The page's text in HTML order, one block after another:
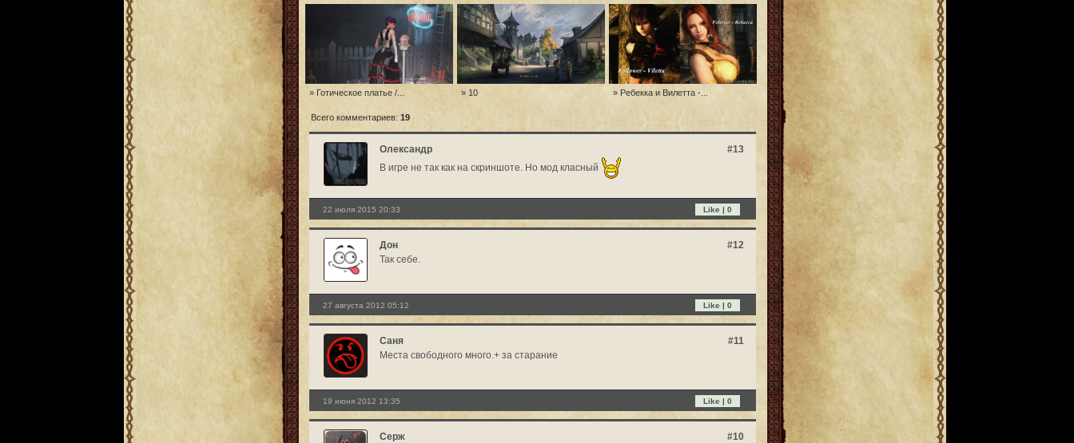
» Готическое платье /... » 10 » Ребекка и Вилетта -...
Всего комментариев: 19
Олександр
#13
В игре не так как на скриншоте. Но мод класный
22 июля 2015 20:33 Like | 0
Дон
#12
Так себе.
27 августа 2012 05:12 Like | 0
Саня
#11
Места свободного много.+ за старание
19 июня 2012 13:35 Like | 0
Серж
#10